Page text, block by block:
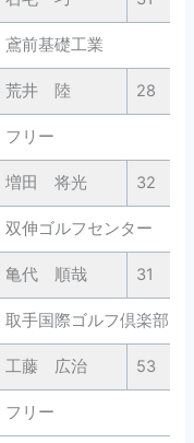
鳶前基礎工業
荒井 陸 28
フリー
増田 将光 32
双伸ゴルフセンター
亀代 順哉 31
取手国際ゴルフ倶楽部
工藤 広治 53
フリー